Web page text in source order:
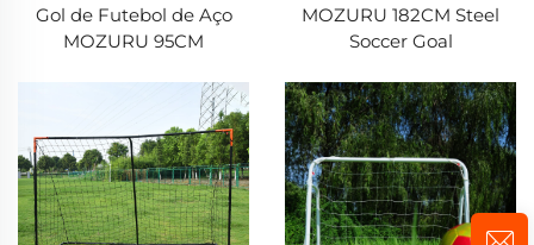
Gol de Futebol de Aço
MOZURU 95CM
MOZURU 182CM Steel
Soccer Goal